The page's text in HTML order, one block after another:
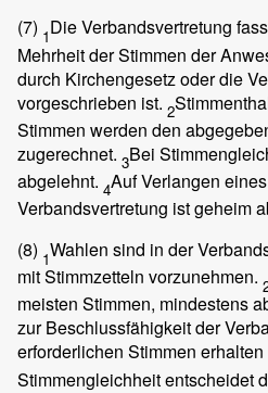
(7) 1Die Verbandsvertretung
Mehrheit der Stimmen der
durch Kirchengesetz oder die
vorgeschrieben ist. 2
Stimmen werden den
zugerechnet. 3Bei
abgelehnt. 4Auf Verlangen
Verbandsvertretung ist geheim
(8) 1Wahlen sind in der
mit Stimmzetteln vorzunehmen.
meisten Stimmen, mindestens
zur Beschlussfähigkeit der
erforderlichen Stimmen erhalten
Stimmengleichheit entscheidet